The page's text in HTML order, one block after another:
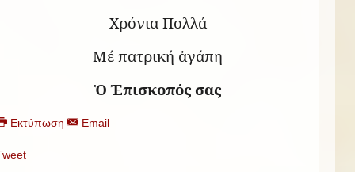
Χρόνια Πολλά
Μέ πατρική ἀγάπη
Ὁ Ἐπισκοπός σας
Εκτύπωση Email